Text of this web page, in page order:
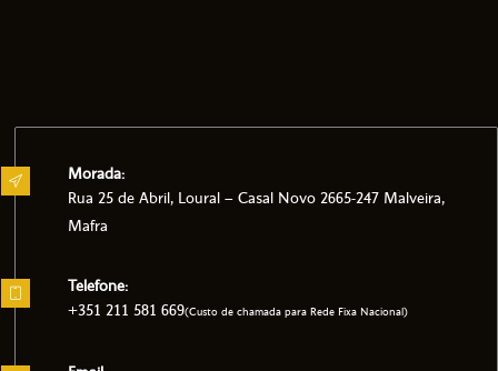
Morada:
Rua 25 de Abril, Loural – Casal Novo 2665-247 Malveira,
Mafra
Telefone:
+351 211 581 669(Custo de chamada para Rede Fixa Nacional)